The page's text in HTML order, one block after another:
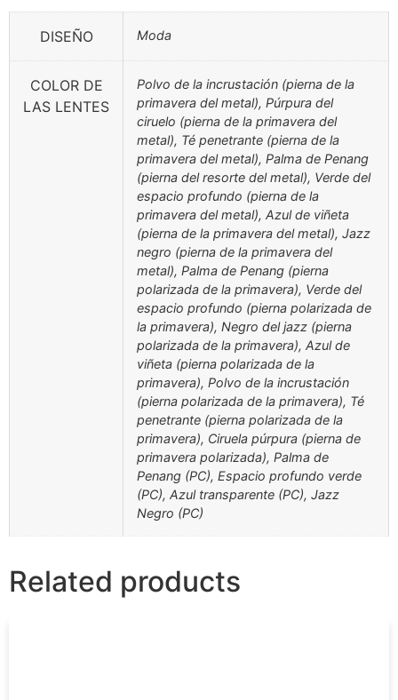
DISEÑO Moda
COLOR DE
LAS LENTES
Polvo de la incrustación (pierna de la
primavera del metal), Púrpura del
ciruelo (pierna de la primavera del
metal), Té penetrante (pierna de la
primavera del metal), Palma de Penang
(pierna del resorte del metal), Verde del
espacio profundo (pierna de la
primavera del metal), Azul de viñeta
(pierna de la primavera del metal), Jazz
negro (pierna de la primavera del
metal), Palma de Penang (pierna
polarizada de la primavera), Verde del
espacio profundo (pierna polarizada de
la primavera), Negro del jazz (pierna
polarizada de la primavera), Azul de
viñeta (pierna polarizada de la
primavera), Polvo de la incrustación
(pierna polarizada de la primavera), Té
penetrante (pierna polarizada de la
primavera), Ciruela púrpura (pierna de
primavera polarizada), Palma de
Penang (PC), Espacio profundo verde
(PC), Azul transparente (PC), Jazz
Negro (PC)
Related products